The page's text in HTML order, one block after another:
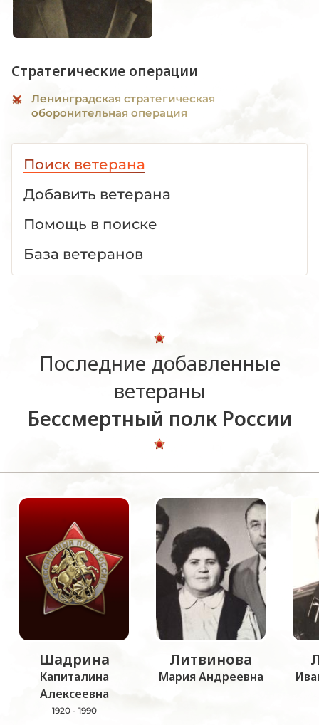
Стратегические операции
Ленинградская стратегическая
оборонительная операция
Поиск ветерана
Добавить ветерана
Помощь в поиске
База ветеранов
Последние добавленные
ветераны
Бессмертный полк России
Шадрина
Капиталина
Алексеевна
1920 - 1990
Литвинова
Мария Андреевна